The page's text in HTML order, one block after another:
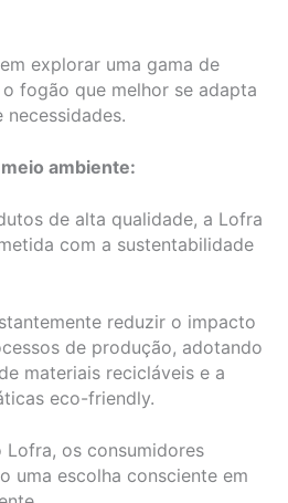
explorar uma gama de
fogão que melhor se adapta
necessidades.
ambiente:
de alta qualidade, a Lofra
com a sustentabilidade
reduzir o impacto
de produção, adotando
materiais recicláveis e a
eco-friendly.
os consumidores
uma escolha consciente em